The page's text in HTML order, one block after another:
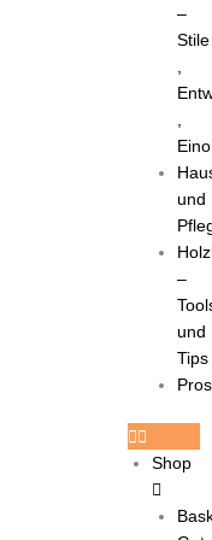
–
Stile
und
–
und
Tips
Shop